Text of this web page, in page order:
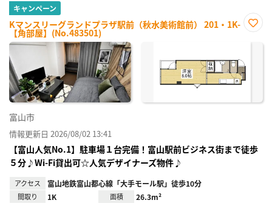
キャンペーン
Kマンスリーグランドプラザ駅前（秋水美術館前） 201・1K-
【角部屋】(No.483501)
に入
録
富山市
情報更新日 2026/08/02 13:41
【富山人気No.1】駐車場１台完備！富山駅前ビジネス街まで徒歩
５分♪Wi-Fi貸出可☆人気デザイナーズ物件♪
アクセス 富山地鉄富山都心線「大手モール駅」徒歩10分
間取り 1K 面積 26.3m²